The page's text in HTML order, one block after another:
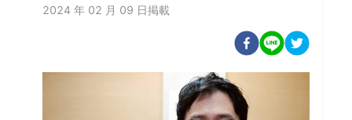
2024 年 02 月 09 日掲載